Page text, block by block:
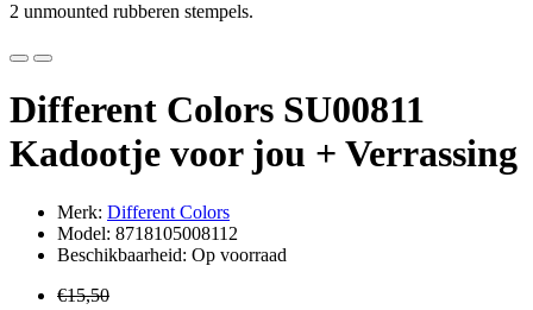
2 unmounted rubberen stempels.
Different Colors SU00811
Kadootje voor jou + Verrassing
Merk: Different Colors
Model: 8718105008112
Beschikbaarheid: Op voorraad
€15,50